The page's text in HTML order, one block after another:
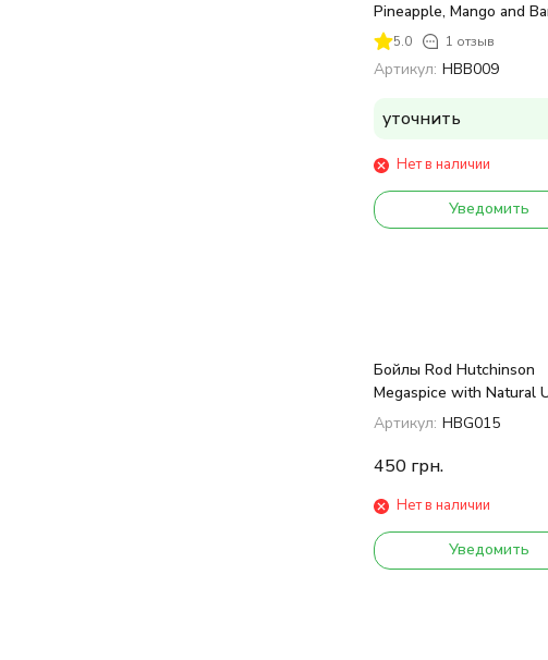
Pineapple, Mango and
1kg 14mm
5.0 1 отзыв
Артикул: HBB009
уточнить
Нет в наличии
Уведомить
Бойлы Rod Hutchinson
Megaspice with Natural
Spice Blend 1kg 14 mm
Артикул: HBG015
450 грн.
Нет в наличии
Уведомить